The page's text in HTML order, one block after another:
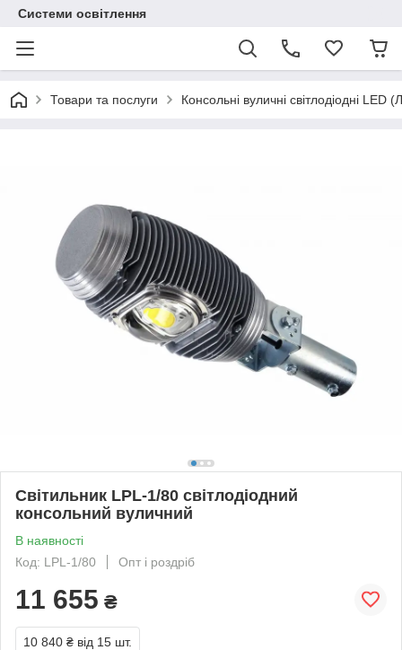
Системи освітлення
Товари та послуги Консольні вуличні світлодіодні LED
Світильник LPL-1/80 світлодіодний
консольний вуличний
В наявності
Код: LPL-1/80
Опт і роздріб
11 655 ₴
10 840 ₴ від 15 шт.